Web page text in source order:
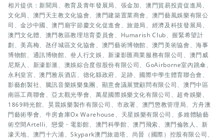
相片提供：新聞局、教育及青年發展局、張金加、澳門貿易投資促進局、
文化局、澳門天主教文化協會、澳門建築置業商會、澳門藝風娛樂有限公
司、金沙中國、澳門廟宇節慶文化促進會、旅遊局、經濟及科技發展局、
澳門文化體、澳門教區教理培育委員會、Humarish Club、握緊希望計
劃、美高梅、氹仔城區文化協會、澳門藝術博物館、澳門美術協會、海事
博物館、通訊博物館、叄人行文娛、新濠影匯商業服務有限公司、澳門威
尼斯人、新濠影滙、澳娛綜合度假股份有限公司、GoAirborne室內跳傘、
永利皇宮、澳門雅辰酒店、德化縣政府、足跡、國際中學生體育聯合會、
影藝創製社、騰訊音樂娛樂集團、顯意會議展覽顧問有限公司、澳門中區
南區工商聯會、亞太觀光學會、萬星國際娛樂文化有限公司、超奇娛樂、
1869時光館、昊晨娛樂製作有限公司、市政署、澳門懲教管理局、方舟澳
門藝術學會、牛房倉庫Ox Warehouse、天星娛樂有限公司、多維體驗藝
術空間Artelli、戀愛・電影館、澳門科學館、澳門飛索、澳門倫敦人、新
濠天地、澳門十六浦、Skypark澳門旅遊塔、尚晉（國際）控股有限公司、